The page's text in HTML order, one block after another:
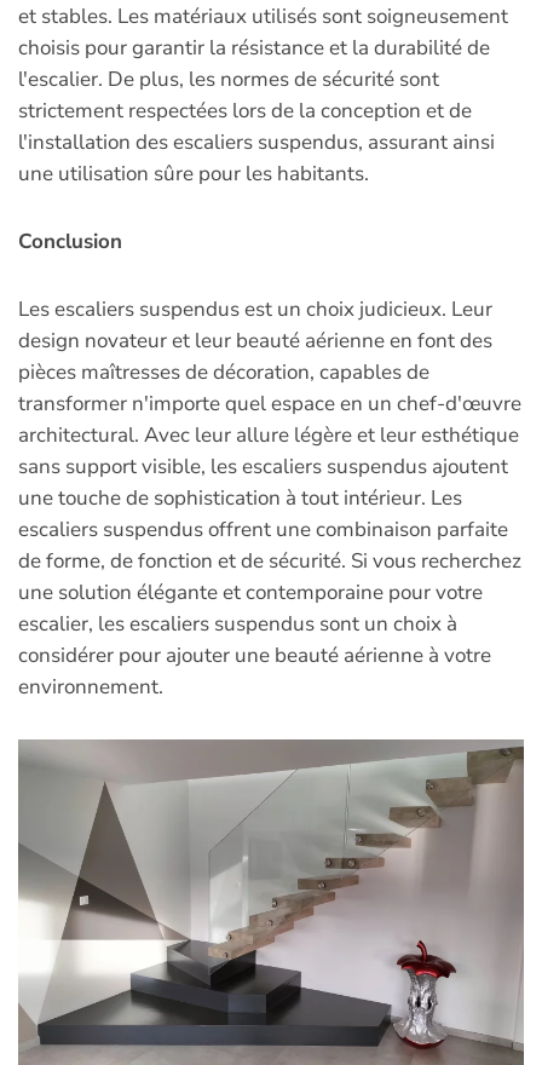
et stables. Les matériaux utilisés sont soigneusement
choisis pour garantir la résistance et la durabilité de
l'escalier. De plus, les normes de sécurité sont
strictement respectées lors de la conception et de
l'installation des escaliers suspendus, assurant ainsi
une utilisation sûre pour les habitants.
Conclusion
Les escaliers suspendus est un choix judicieux. Leur
design novateur et leur beauté aérienne en font des
pièces maîtresses de décoration, capables de
transformer n'importe quel espace en un chef-d'œuvre
architectural. Avec leur allure légère et leur esthétique
sans support visible, les escaliers suspendus ajoutent
une touche de sophistication à tout intérieur. Les
escaliers suspendus offrent une combinaison parfaite
de forme, de fonction et de sécurité. Si vous recherchez
une solution élégante et contemporaine pour votre
escalier, les escaliers suspendus sont un choix à
considérer pour ajouter une beauté aérienne à votre
environnement.